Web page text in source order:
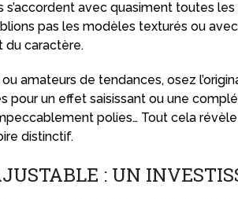
s’accordent avec quasiment toutes
pas les modèles texturés ou
du caractère.
amateurs de tendances, osez
pour un effet saisissant ou une
polies… Tout cela
distinctif.
: UN